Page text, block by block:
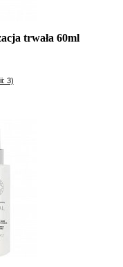
trwała 60ml
3)